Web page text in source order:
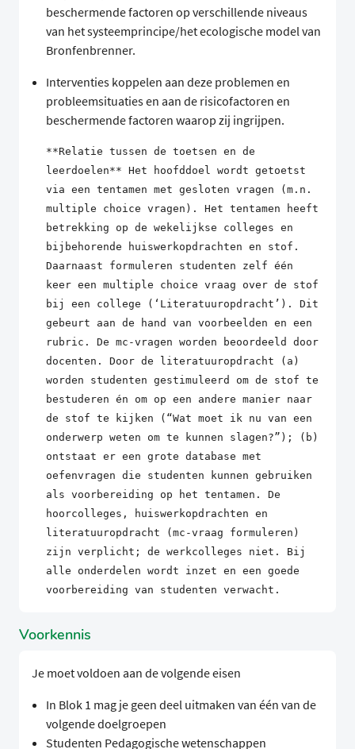
beschermende factoren op verschillende niveaus
van het systeemprincipe/het ecologische model van
Bronfenbrenner.
Interventies koppelen aan deze problemen en
probleemsituaties en aan de risicofactoren en
beschermende factoren waarop zij ingrijpen.
**Relatie tussen de toetsen en de
leerdoelen** Het hoofddoel wordt getoetst
via een tentamen met gesloten vragen (m.n.
multiple choice vragen). Het tentamen heeft
betrekking op de wekelijkse colleges en
bijbehorende huiswerkopdrachten en stof.
Daarnaast formuleren studenten zelf één
keer een multiple choice vraag over de stof
bij een college (‘Literatuuropdracht’). Dit
gebeurt aan de hand van voorbeelden en een
rubric. De mc-vragen worden beoordeeld door
docenten. Door de literatuuropdracht (a)
worden studenten gestimuleerd om de stof te
bestuderen én om op een andere manier naar
de stof te kijken (“Wat moet ik nu van een
onderwerp weten om te kunnen slagen?”); (b)
ontstaat er een grote database met
oefenvragen die studenten kunnen gebruiken
als voorbereiding op het tentamen. De
hoorcolleges, huiswerkopdrachten en
literatuuropdracht (mc-vraag formuleren)
zijn verplicht; de werkcolleges niet. Bij
alle onderdelen wordt inzet en een goede
voorbereiding van studenten verwacht.
Voorkennis
Je moet voldoen aan de volgende eisen
In Blok 1 mag je geen deel uitmaken van één van de
volgende doelgroepen
Studenten Pedagogische wetenschappen